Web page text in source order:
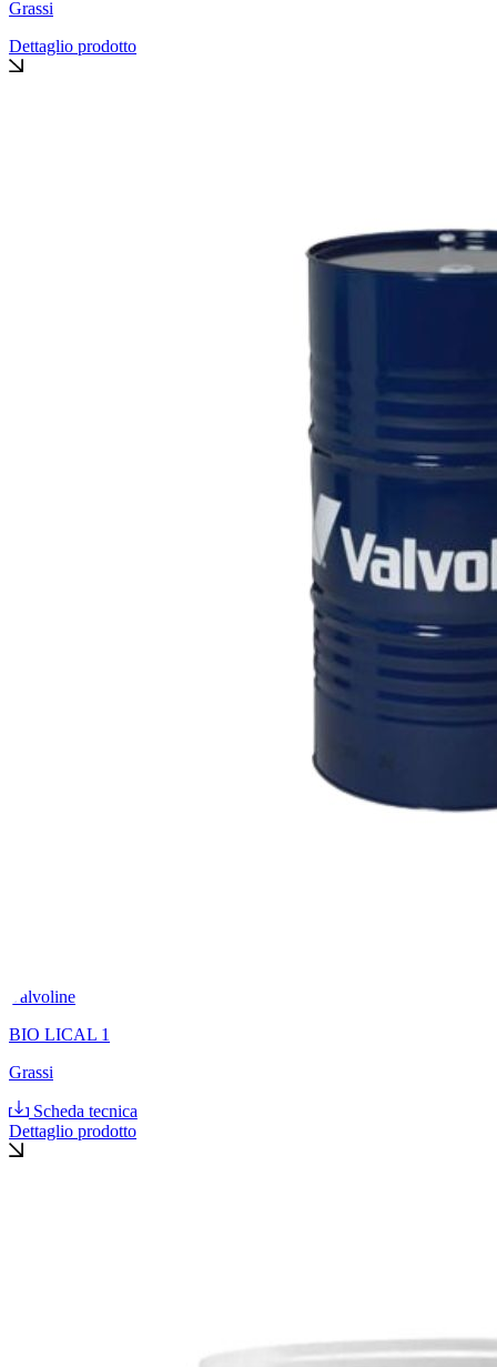
Grassi
Dettaglio prodotto
Valvoline
BIO LICAL 1
Grassi
Scheda tecnica
Dettaglio prodotto